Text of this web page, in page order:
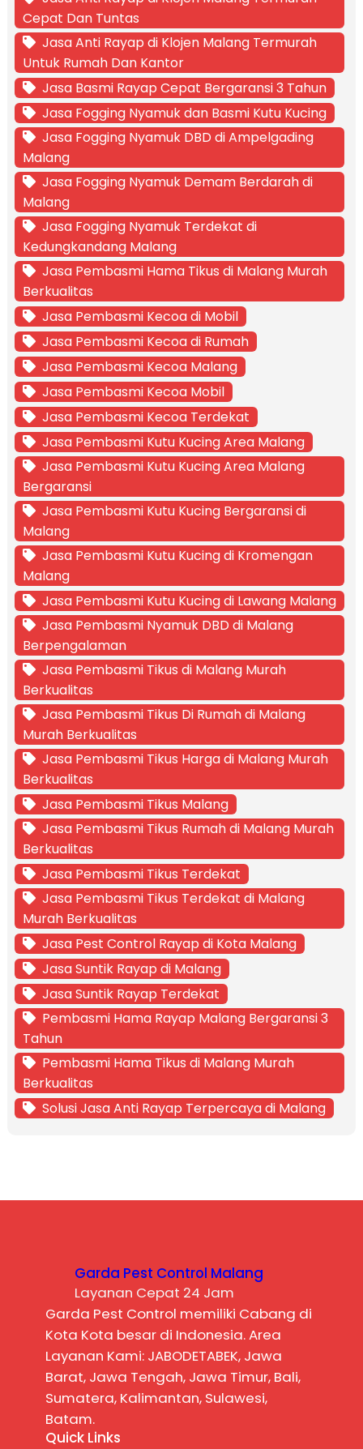
Cepat Dan Tuntas
Jasa Anti Rayap di Klojen Malang Termurah
Untuk Rumah Dan Kantor
Jasa Basmi Rayap Cepat Bergaransi 3 Tahun
Jasa Fogging Nyamuk dan Basmi Kutu Kucing
Jasa Fogging Nyamuk DBD di Ampelgading
Malang
Jasa Fogging Nyamuk Demam Berdarah di
Malang
Jasa Fogging Nyamuk Terdekat di
Kedungkandang Malang
Jasa Pembasmi Hama Tikus di Malang Murah
Berkualitas
Jasa Pembasmi Kecoa di Mobil
Jasa Pembasmi Kecoa di Rumah
Jasa Pembasmi Kecoa Malang
Jasa Pembasmi Kecoa Mobil
Jasa Pembasmi Kecoa Terdekat
Jasa Pembasmi Kutu Kucing Area Malang
Jasa Pembasmi Kutu Kucing Area Malang
Bergaransi
Jasa Pembasmi Kutu Kucing Bergaransi di
Malang
Jasa Pembasmi Kutu Kucing di Kromengan
Malang
Jasa Pembasmi Kutu Kucing di Lawang Malang
Jasa Pembasmi Nyamuk DBD di Malang
Berpengalaman
Jasa Pembasmi Tikus di Malang Murah
Berkualitas
Jasa Pembasmi Tikus Di Rumah di Malang
Murah Berkualitas
Jasa Pembasmi Tikus Harga di Malang Murah
Berkualitas
Jasa Pembasmi Tikus Malang
Jasa Pembasmi Tikus Rumah di Malang Murah
Berkualitas
Jasa Pembasmi Tikus Terdekat
Jasa Pembasmi Tikus Terdekat di Malang
Murah Berkualitas
Jasa Pest Control Rayap di Kota Malang
Jasa Suntik Rayap di Malang
Jasa Suntik Rayap Terdekat
Pembasmi Hama Rayap Malang Bergaransi 3
Tahun
Pembasmi Hama Tikus di Malang Murah
Berkualitas
Solusi Jasa Anti Rayap Terpercaya di Malang
Garda Pest Control Malang
Layanan Cepat 24 Jam
Garda Pest Control memiliki Cabang di
Kota Kota besar di Indonesia. Area
Layanan Kami: JABODETABEK, Jawa
Barat, Jawa Tengah, Jawa Timur, Bali,
Sumatera, Kalimantan, Sulawesi,
Batam.
Quick Links